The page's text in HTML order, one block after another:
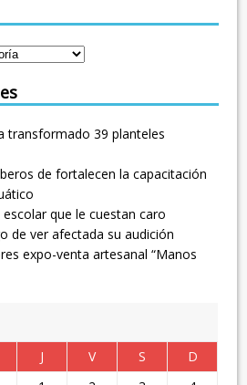
transformado 39 planteles
de fortalecen la capacitación
que le cuestan caro
de ver afectada su audición
expo-venta artesanal “Manos
J V S
D